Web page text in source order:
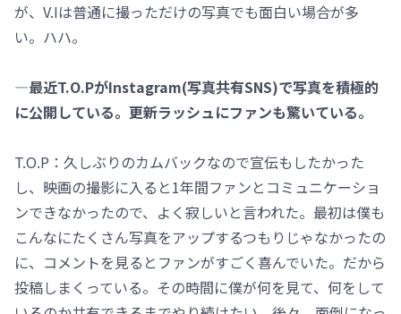
が、V.Iは普通に撮っただけの写真でも面白い場合が多
い。ハハ。
―最近T.O.PがInstagram(写真共有SNS)で写真を積極的
に公開している。更新ラッシュにファンも驚いている。
T.O.P：久しぶりのカムバックなので宣伝もしたかった
し、映画の撮影に入ると1年間ファンとコミュニケーショ
ンできなかったので、よく寂しいと言われた。最初は僕も
こんなにたくさん写真をアップするつもりじゃなかったの
に、コメントを見るとファンがすごく喜んでいた。だから
投稿しまくっている。その時間に僕が何を見て、何をして